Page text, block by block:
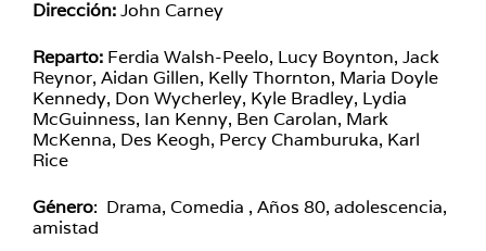
Dirección:John Carney
Reparto: Ferdia Walsh-Peelo, Lucy Boynton, Jack
Reynor, Aidan Gillen, Kelly Thornton, Maria Doyle
Kennedy, Don Wycherley, Kyle Bradley, Lydia
McGuinness, Ian Kenny, Ben Carolan, Mark
McKenna, Des Keogh, Percy Chamburuka, Karl
Rice
Género: Drama, Comedia , Años 80, adolescencia,
amistad